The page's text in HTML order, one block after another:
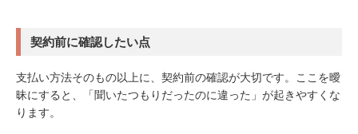
契約前に確認したい点
支払い方法そのもの以上に、契約前の確認が大切です。ここを曖
昧にすると、「聞いたつもりだったのに違った」が起きやすくな
ります。